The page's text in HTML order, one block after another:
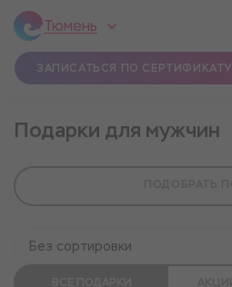
Тюмень
ЗАПИСАТЬСЯ ПО СЕРТИФИКАТУ
Подарки для мужчин
Без сортировки